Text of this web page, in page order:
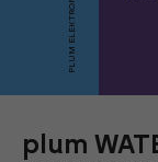
plum
PLUM ELEKTRONIKA